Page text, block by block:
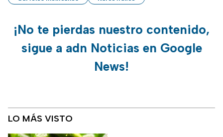
¡No te pierdas nuestro contenido,
sigue a adn Noticias en Google
News!
LO MÁS VISTO